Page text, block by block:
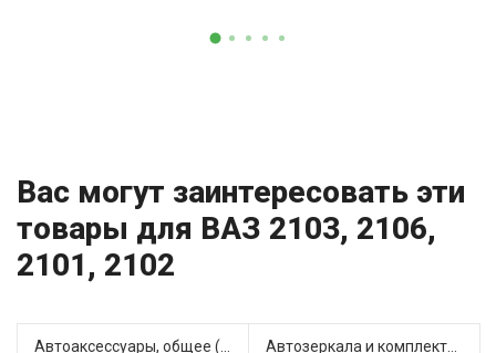
Вас могут заинтересовать эти
товары для ВАЗ 2103, 2106,
2101, 2102
Автоаксессуары, общее (1) Автозеркала и комплектующие (3)